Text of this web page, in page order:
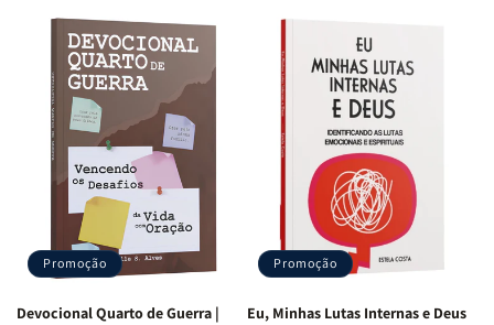
Promoção
Devocional Quarto de Guerra |
Promoção
Eu, Minhas Lutas Internas e Deus